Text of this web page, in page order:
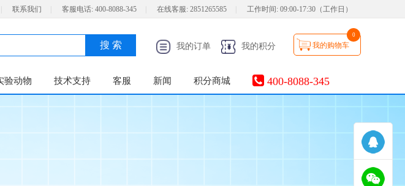
联系我们 客服电话: 400-8088-345 在线客服: 2851265585 工作时间: 09:00-17:30（工作日）
搜 索 我的订单 我的积分 我的购物车
0
验动物 技术支持 客服 新闻 积分商城 400-8088-345